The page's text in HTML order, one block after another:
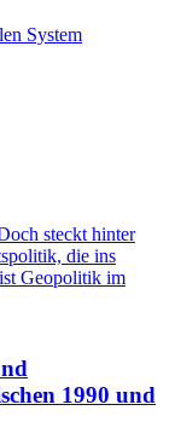
System
steckt hinter
die ins
Geopolitik im
1990 und